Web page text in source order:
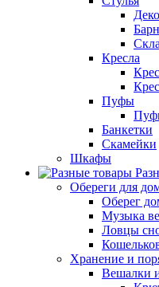
Кресла
Пуфы
Банкетки
Скамейки
Шкафы
Обереги для
Оберег
Музыка
Ловцы
Хранение и
Вешалки